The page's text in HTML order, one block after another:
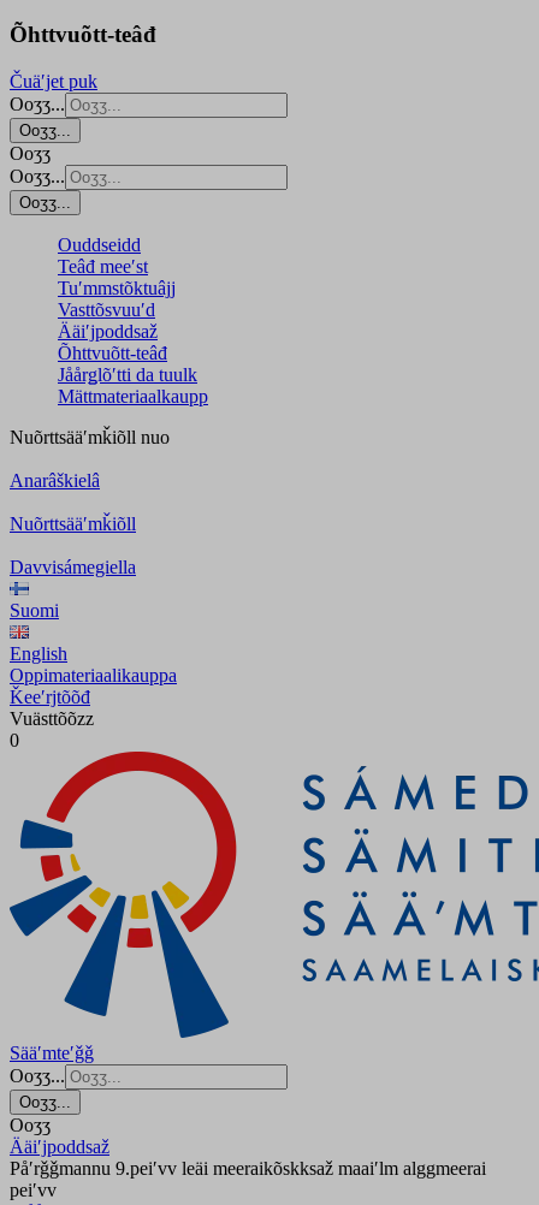
Õhttvuõtt-teâđ
Čuäʹjet puk
Ooʒʒ...
Ooʒʒ...
Ooʒʒ
Ooʒʒ...
Ooʒʒ...
Ouddseidd
Teâđ meeʹst
Tuʹmmstõktuâjj
Vasttõsvuuʹd
Ääiʹjpoddsaž
Õhttvuõtt-teâđ
Jåårǥlõʹtti da tuulk
Mättmateriaalkaupp
Nuõrttsääʹmǩiõll nuo
Anarâškielâ
Nuõrttsääʹmǩiõll
Davvisámegiella
Suomi
English
Oppimateriaalikauppa
Ǩeeʹrjtõõđ
Vuästtõõzz
0
Sääʹmteʹǧǧ
Ooʒʒ...
Ooʒʒ...
Ooʒʒ
Ääiʹjpoddsaž
Påʹrǧǧmannu 9.peiʹvv leäi meeraikõskksaž maaiʹlm alggmeerai
peiʹvv